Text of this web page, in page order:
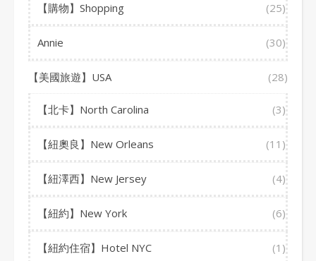
【購物】Shopping (25)
Annie (30)
【美國旅遊】USA (28)
【北卡】North Carolina (3)
【紐奧良】New Orleans (11)
【紐澤西】New Jersey (4)
【紐約】New York (6)
【紐約住宿】Hotel NYC (1)